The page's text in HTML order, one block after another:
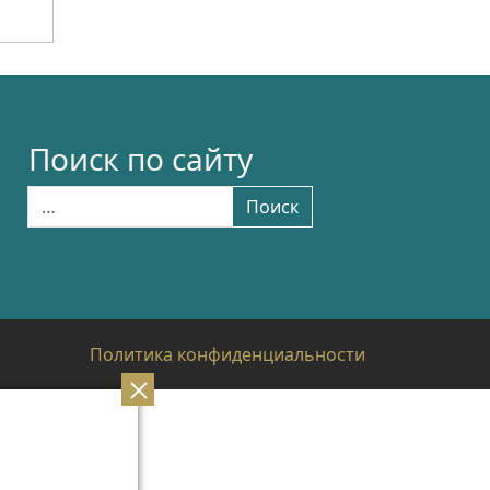
Поиск по сайту
Поиск
Политика конфиденциальности